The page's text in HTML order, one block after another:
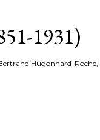
1931)
Hugonnard-